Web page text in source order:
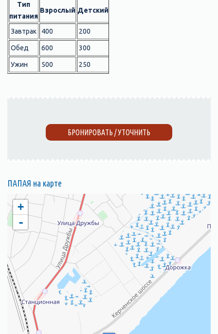
Тип
питания
Взрослый Детский
Завтрак 400 200
Обед 600 300
Ужин 500 250
БРОНИРОВАТЬ / УТОЧНИТЬ
ПАПАЯ на карте
+
-